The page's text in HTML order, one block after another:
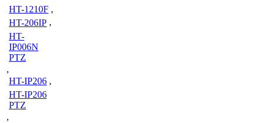
HT-1210F ,
HT-206IP ,
HT-
IP006N
PTZ
,
HT-IP206 ,
HT-IP206
PTZ
,